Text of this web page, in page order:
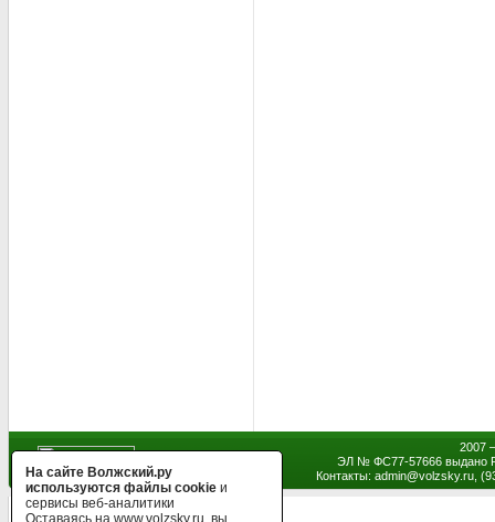
2007
ЭЛ № ФС77-57666 выдано
Контакты: admin@volzsky.ru,
На сайте Волжский.ру
используются файлы cookie и
сервисы веб-аналитики
Оставаясь на www.volzsky.ru, вы